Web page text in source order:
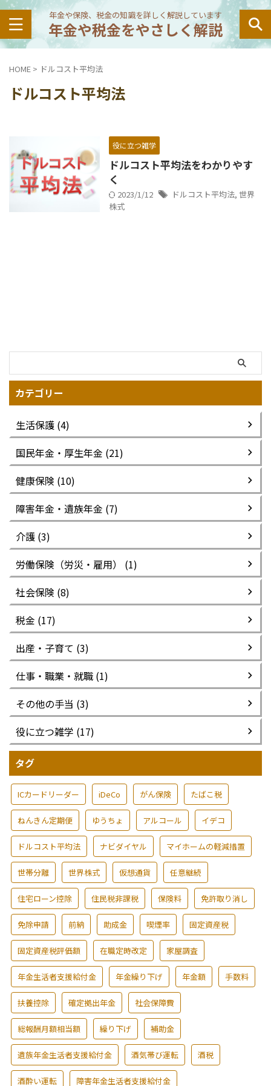
年金や保険、税金の知識を詳しく解説しています
年金や税金をやさしく解説
HOME > ドルコスト平均法
ドルコスト平均法
役に立つ雑学
ドルコスト平均法をわかりやす
く
2023/1/12 ドルコスト平均法, 世界
株式
カテゴリー
生活保護 (4)
国民年金・厚生年金 (21)
健康保険 (10)
障害年金・遺族年金 (7)
介護 (3)
労働保険（労災・雇用） (1)
社会保険 (8)
税金 (17)
出産・子育て (3)
仕事・職業・就職 (1)
その他の手当 (3)
役に立つ雑学 (17)
タグ
ICカードリーダー iDeCo がん保険 たばこ税
ねんきん定期便 ゆうちょ アルコール イデコ
ドルコスト平均法 ナビダイヤル マイホームの軽減措置
世帯分離 世界株式 仮想通貨 任意継続
住宅ローン控除 住民税非課税 保険料 免許取り消し
免除申請 前納 助成金 喫煙率 固定資産税
固定資産税評価額 在職定時改定 家屋調査
年金生活者支援給付金 年金繰り下げ 年金額 手数料
扶養控除 確定拠出年金 社会保障費
総報酬月額相当額 繰り下げ 補助金
遺族年金生活者支援給付金 酒気帯び運転 酒税
酒酔い運転 障害年金生活者支援給付金